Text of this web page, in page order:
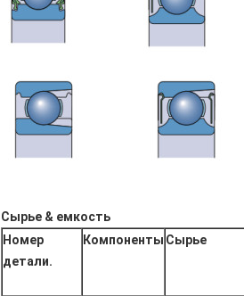
Сырье & емкость
Номер
детали.
Компоненты Сырье